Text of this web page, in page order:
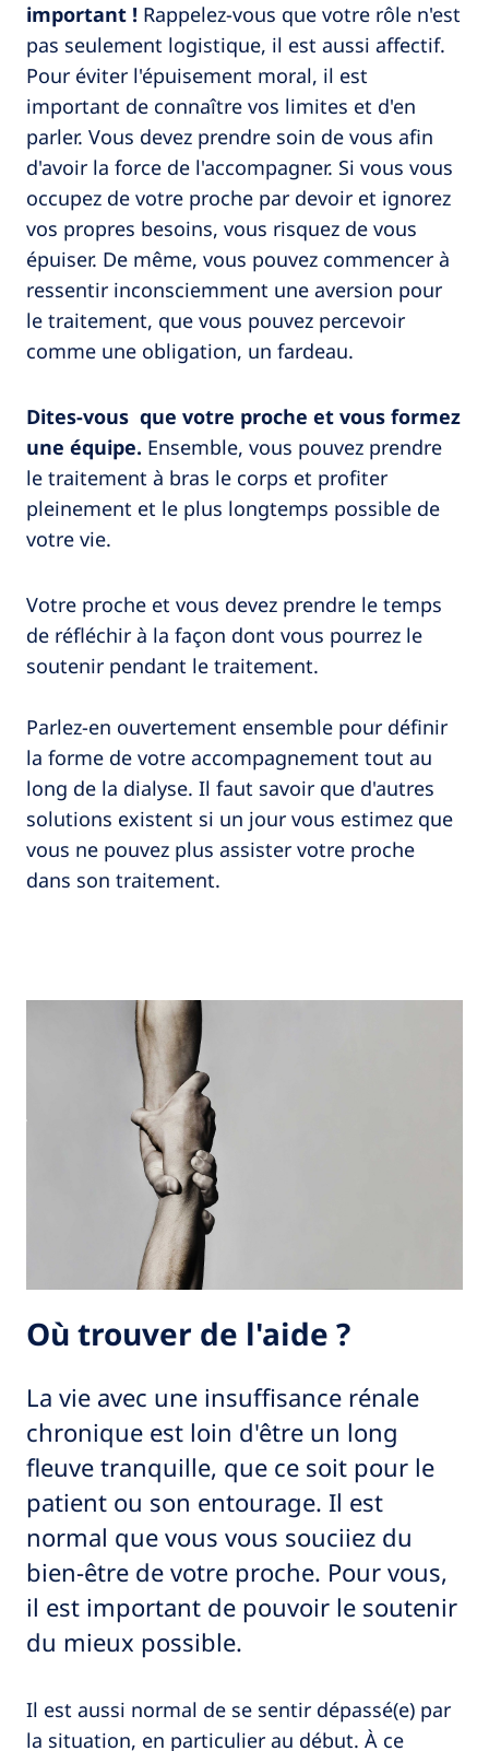
important ! Rappelez-vous que votre rôle n'est
pas seulement logistique, il est aussi affectif.
Pour éviter l'épuisement moral, il est
important de connaître vos limites et d'en
parler. Vous devez prendre soin de vous afin
d'avoir la force de l'accompagner. Si vous vous
occupez de votre proche par devoir et ignorez
vos propres besoins, vous risquez de vous
épuiser. De même, vous pouvez commencer à
ressentir inconsciemment une aversion pour
le traitement, que vous pouvez percevoir
comme une obligation, un fardeau.
Dites-vous que votre proche et vous formez
une équipe. Ensemble, vous pouvez prendre
le traitement à bras le corps et profiter
pleinement et le plus longtemps possible de
votre vie.
Votre proche et vous devez prendre le temps
de réfléchir à la façon dont vous pourrez le
soutenir pendant le traitement.
Parlez-en ouvertement ensemble pour définir
la forme de votre accompagnement tout au
long de la dialyse. Il faut savoir que d'autres
solutions existent si un jour vous estimez que
vous ne pouvez plus assister votre proche
dans son traitement.
Où trouver de l'aide ?
La vie avec une insuffisance rénale
chronique est loin d'être un long
fleuve tranquille, que ce soit pour le
patient ou son entourage. Il est
normal que vous vous souciiez du
bien-être de votre proche. Pour vous,
il est important de pouvoir le soutenir
du mieux possible.
Il est aussi normal de se sentir dépassé(e) par
la situation, en particulier au début. À ce